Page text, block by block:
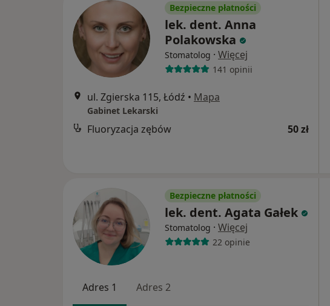
Bezpieczne płatności
lek. dent. Anna
Polakowska
Stomatolog · Więcej
141 opinii
ul. Zgierska 115, Łódź • Mapa
Gabinet Lekarski
Fluoryzacja zębów 50 zł
Bezpieczne płatności
lek. dent. Agata Gałek
Stomatolog · Więcej
22 opinie
Adres 1 Adres 2